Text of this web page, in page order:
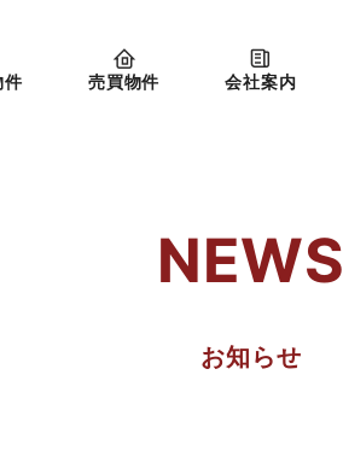
件 売買物件 会社案内
NEWS
お知らせ